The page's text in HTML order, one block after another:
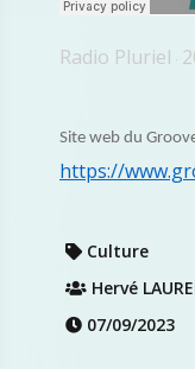
Radio Pluriel ·
Site web du
https://
Culture
Hervé
07/09/2023